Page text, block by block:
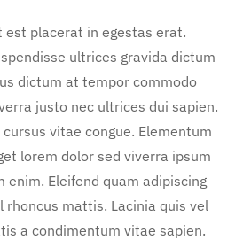
est placerat in egestas erat.
ultrices gravida dictum
dictum at tempor commodo
justo nec ultrices dui sapien.
vitae congue. Elementum
lorem dolor sed viverra ipsum
enim. Eleifend quam adipiscing
mattis. Lacinia quis vel
a condimentum vitae sapien.